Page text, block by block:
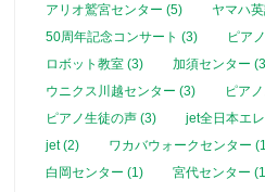
アリオ鷲宮センター (5)
ヤマハ
50周年記念コンサート (3)
ピア
ロボット教室 (3)
加須センター
ウニクス川越センター (3)
ピア
ピアノ生徒の声 (3)
jet全日本エ
jet (2)
ワカバウォークセンター
白岡センター (1)
宮代センター